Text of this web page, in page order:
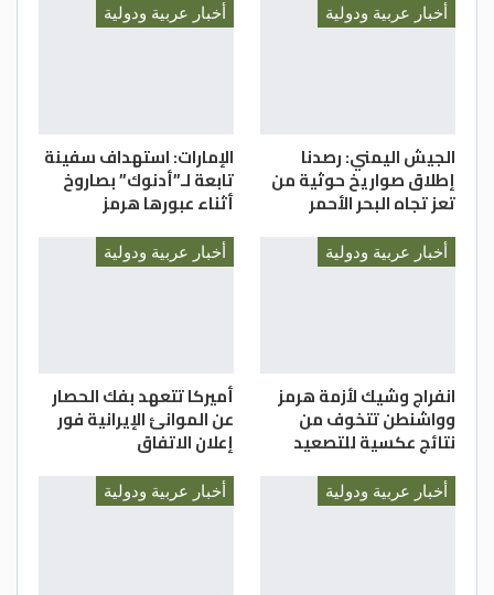
أخبار عربية ودولية
الجيش اليمني: رصدنا
إطلاق صواريخ حوثية من
تعز تجاه البحر الأحمر
أخبار عربية ودولية
الإمارات: استهداف سفينة
تابعة لـ”أدنوك” بصاروخ
أثناء عبورها هرمز
أخبار عربية ودولية
انفراج وشيك لأزمة هرمز
وواشنطن تتخوف من
نتائج عكسية للتصعيد
أخبار عربية ودولية
أميركا تتعهد بفك الحصار
عن الموانئ الإيرانية فور
إعلان الاتفاق
أخبار عربية ودولية أخبار عربية ودولية